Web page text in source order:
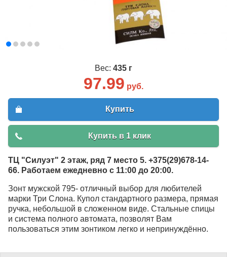
Вес: 435 г
97.99 руб.
Купить
Купить в 1 клик
ТЦ "Силуэт" 2 этаж, ряд 7 место 5. +375(29)678-14-
66. Работаем ежедневно с 11:00 до 20:00.
Зонт мужской 795- отличный выбор для любителей
марки Три Слона. Купол стандартного размера, прямая
ручка, небольшой в сложенном виде. Стальные спицы
и система полного автомата, позволят Вам
пользоваться этим зонтиком легко и непринуждённо.